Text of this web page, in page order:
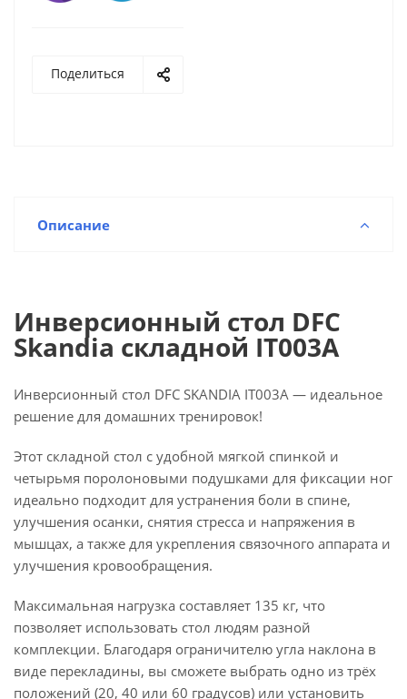
Поделиться
Описание
Инверсионный стол DFC
Skandia складной IT003A
Инверсионный стол DFC SKANDIA IT003A — идеальное
решение для домашних тренировок!
Этот складной стол с удобной мягкой спинкой и
четырьмя поролоновыми подушками для фиксации ног
идеально подходит для устранения боли в спине,
улучшения осанки, снятия стресса и напряжения в
мышцах, а также для укрепления связочного аппарата и
улучшения кровообращения.
Максимальная нагрузка составляет 135 кг, что
позволяет использовать стол людям разной
комплекции. Благодаря ограничителю угла наклона в
виде перекладины, вы сможете выбрать одно из трёх
положений (20, 40 или 60 градусов) или установить